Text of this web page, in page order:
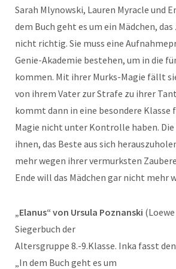
Sarah Mlynowski, Lauren Myracle und
dem Buch geht es um ein Mädchen,
nicht richtig. Sie muss eine
Genie-Akademie bestehen, um in die
kommen. Mit ihrer Murks-Magie fällt
von ihrem Vater zur Strafe zu ihrer
kommt dann in eine besondere Klasse
Magie nicht unter Kontrolle haben.
ihnen, das Beste aus sich
mehr wegen ihrer vermurksten
Ende will das Mädchen gar nicht mehr
„Elanus“ von Ursula Poznanski
Siegerbuch der
Altersgruppe 8.-9.Klasse. Inka fasst
„In dem Buch geht es um